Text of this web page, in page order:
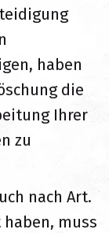
haben
die
Ihrer
zu
nach Art.
haben, muss